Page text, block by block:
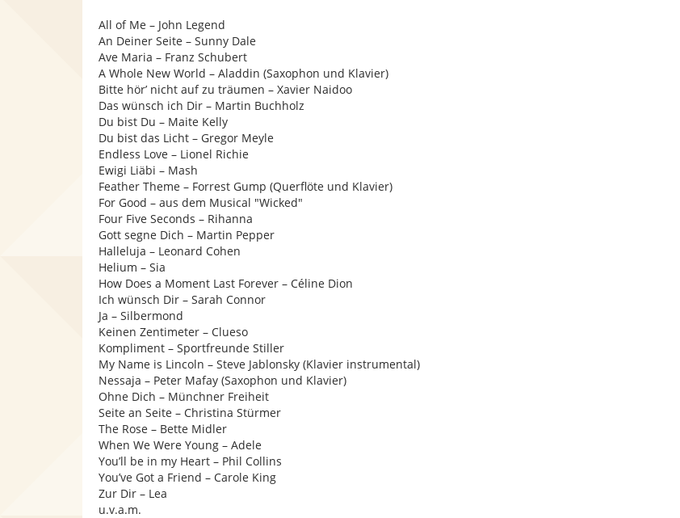
All of Me – John Legend
An Deiner Seite – Sunny Dale
Ave Maria – Franz Schubert
A Whole New World – Aladdin (Saxophon und Klavier)
Bitte hörʼ nicht auf zu träumen – Xavier Naidoo
Das wünsch ich Dir – Martin Buchholz
Du bist Du – Maite Kelly
Du bist das Licht – Gregor Meyle
Endless Love – Lionel Richie
Ewigi Liäbi – Mash
Feather Theme – Forrest Gump (Querflöte und Klavier)
For Good – aus dem Musical "Wicked"
Four Five Seconds – Rihanna
Gott segne Dich – Martin Pepper
Halleluja – Leonard Cohen
Helium – Sia
How Does a Moment Last Forever – Céline Dion
Ich wünsch Dir – Sarah Connor
Ja – Silbermond
Keinen Zentimeter – Clueso
Kompliment – Sportfreunde Stiller
My Name is Lincoln – Steve Jablonsky (Klavier instrumental)
Nessaja – Peter Mafay (Saxophon und Klavier)
Ohne Dich – Münchner Freiheit
Seite an Seite – Christina Stürmer
The Rose – Bette Midler
When We Were Young – Adele
Youʼll be in my Heart – Phil Collins
You’ve Got a Friend – Carole King
Zur Dir – Lea
u.v.a.m.